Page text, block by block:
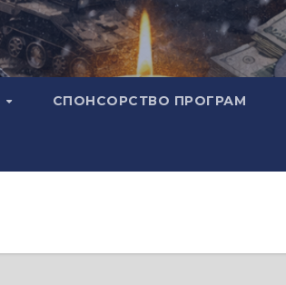
СПОНСОРСТВО ПРОГРАМ